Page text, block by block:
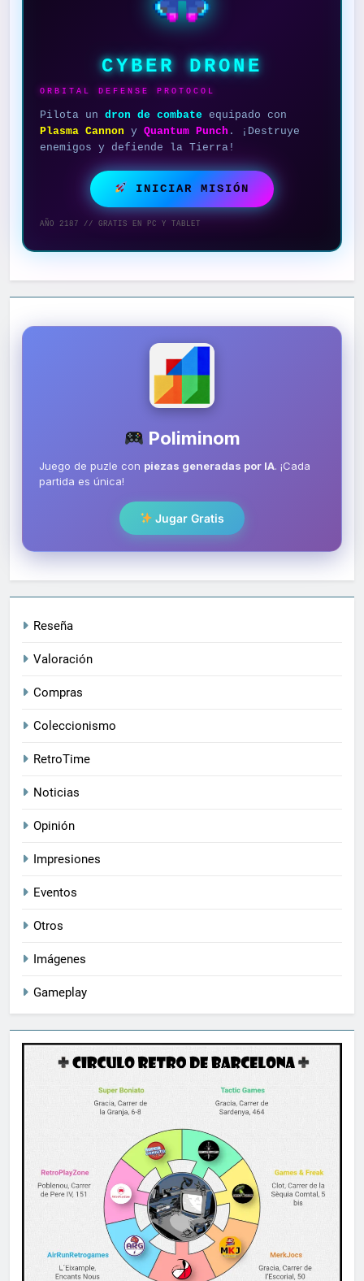
CYBER DRONE
ORBITAL DEFENSE PROTOCOL
Pilota un dron de combate equipado con
Plasma Cannon y Quantum Punch . ¡Destruye
enemigos y defiende la Tierra!
INICIAR MISIÓN
AÑO 2187 // GRATIS EN PC Y TABLET
Poliminom
Juego de puzle con piezas generadas por IA. ¡Cada
partida es única!
Jugar Gratis
Reseña
Valoración
Compras
Coleccionismo
RetroTime
Noticias
Opinión
Impresiones
Eventos
Otros
Imágenes
Gameplay